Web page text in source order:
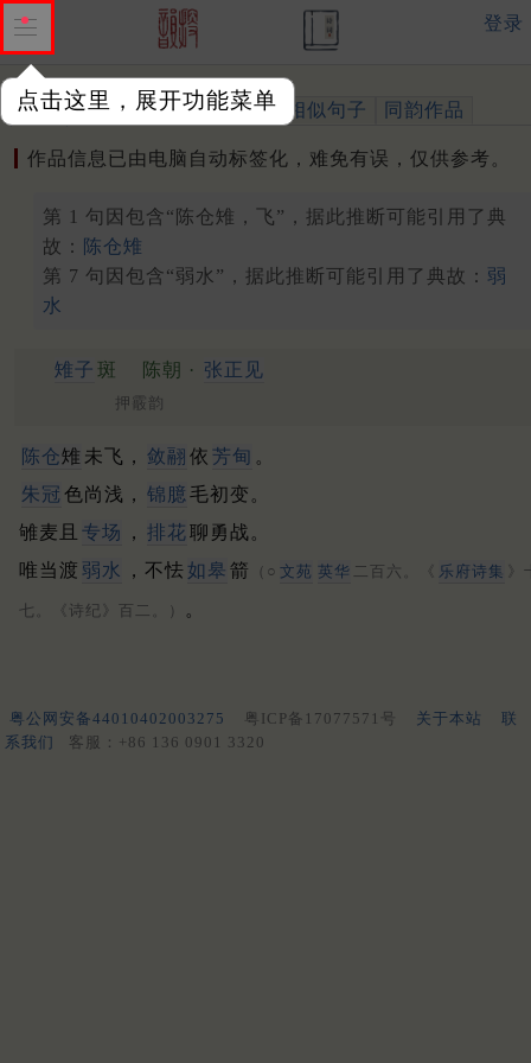
点击这里，展开功能菜单
登录
作品 标注四声 出处、引用 相似句子 同韵作品
作品信息已由电脑自动标签化，难免有误，仅供参考。
第 1 句因包含“陈仓雉，飞”，据此推断可能引用了典
故： 陈仓雉
第 7 句因包含“弱水”，据此推断可能引用了典故： 弱
水
雉子 斑 陈朝 · 张正见
押霰韵
陈仓雉 未飞， 敛翮 依 芳甸 。
朱冠 色尚浅， 锦臆 毛初变。
雊麦且 专场 ， 排花聊勇战。
唯当渡 弱水 ，不怯如皋 箭 （○ 文苑 英华 二百六。《 乐府诗集
七。《诗纪》百二。） 。
粤公网安备44010402003275 粤ICP备17077571号 关于本站
联
系我们
客服：+86 136 0901 3320